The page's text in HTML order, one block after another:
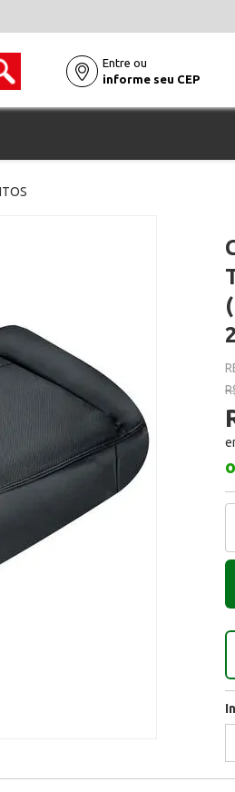
Entre ou
informe seu CEP